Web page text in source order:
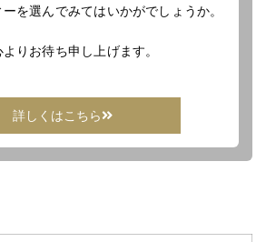
を選んでみてはいかがでしょうか。
りお待ち申し上げます。
詳しくはこちら